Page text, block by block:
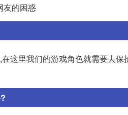
友的困惑
这里我们的游戏角色就需要去